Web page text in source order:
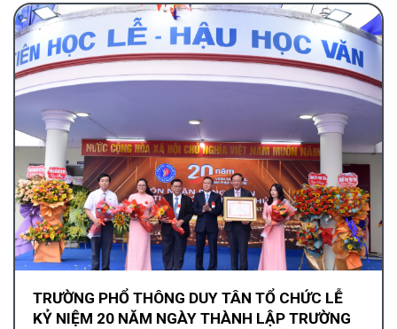
TRƯỜNG PHỔ THÔNG DUY TÂN TỔ CHỨC LỄ
KỶ NIỆM 20 NĂM NGÀY THÀNH LẬP TRƯỜNG